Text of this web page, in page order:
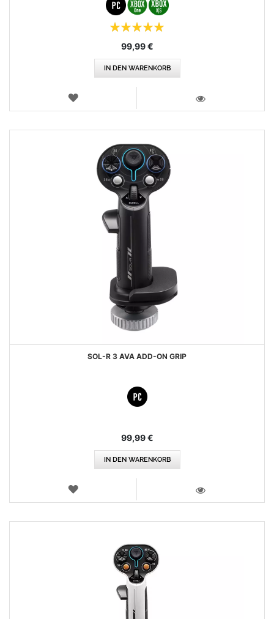
99,99 €
IN DEN WARENKORB
WUNSCHLISTE
SOL-R 3 AVA ADD-ON GRIP
99,99 €
IN DEN WARENKORB
WUNSCHLISTE